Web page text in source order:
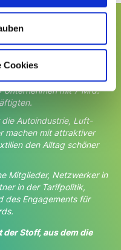
Cookies
ist Deutschlands
der Branche in Baden-
Arbeitgeberverband ist
mit 7 Mrd.
Autoindustrie, Luft-
machen mit attraktiver
den Alltag schöner
Mitglieder, Netzwerker in
in der Tarifpolitik,
des Engagements für
Stoff, aus dem die